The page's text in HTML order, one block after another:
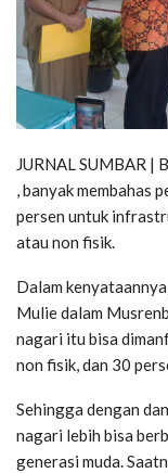
JURNAL SUMBAR |
, banyak membahas
persen untuk
atau non fisik.
Dalam
Mulie dalam
nagari itu bisa
non fisik, dan 30
Sehingga dengan
nagari lebih bisa
generasi muda.